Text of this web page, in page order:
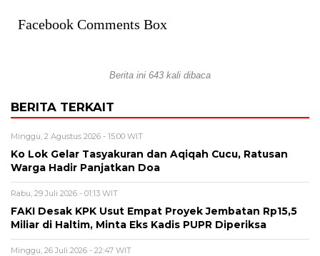
Facebook Comments Box
Berita ini 643 kali dibaca
BERITA TERKAIT
Minggu, 2 Agustus 2026 - 15:00 WIT
Ko Lok Gelar Tasyakuran dan Aqiqah Cucu, Ratusan
Warga Hadir Panjatkan Doa
Rabu, 29 Juli 2026 - 01:13 WIT
FAKI Desak KPK Usut Empat Proyek Jembatan Rp15,5
Miliar di Haltim, Minta Eks Kadis PUPR Diperiksa
Minggu, 26 Juli 2026 - 22:47 WIT